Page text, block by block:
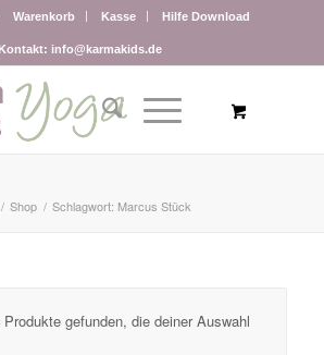
Warenkorb Kasse Hilfe Download
info@karmakids.de
/ Shop / Schlagwort: Marcus Stück
gefunden, die deiner Auswahl